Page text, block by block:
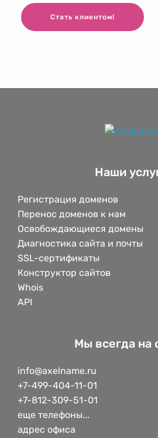
Стать клиентом!
Наши
Регистрация доменов
Перенос доменов к нам
Освобождающиеся домены
Диагностика сайта и почты
SSL-сертификаты
Конструктор сайтов
Whois
API
Мы всегда на
info@axelname.ru
+7-499-404-11-01
+7-812-309-51-01
еще телефоны...
адрес офиса